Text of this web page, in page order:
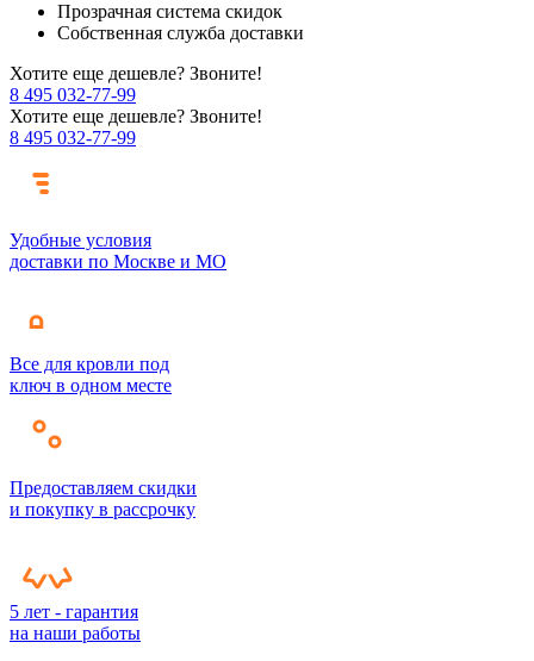
Прозрачная система скидок
Собственная служба доставки
Хотите еще дешевле? Звоните!
8 495 032-77-99
Хотите еще дешевле? Звоните!
8 495 032-77-99
Удобные условия
доставки по Москве и МО
Все для кровли под
ключ в одном месте
Предоставляем скидки
и покупку в рассрочку
5 лет - гарантия
на наши работы